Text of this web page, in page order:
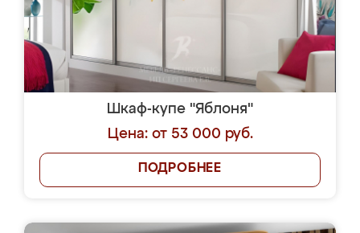
Шкаф-купе "Яблоня"
Цена: от 53 000 руб.
ПОДРОБНЕЕ